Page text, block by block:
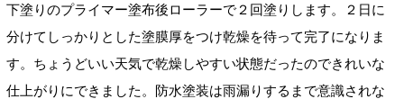
下塗りのプライマー塗布後ローラーで２回塗りします。２日に
分けてしっかりとした塗膜厚をつけ乾燥を待って完了になりま
す。ちょうどいい天気で乾燥しやすい状態だったのできれいな
仕上がりにできました。防水塗装は雨漏りするまで意識されな